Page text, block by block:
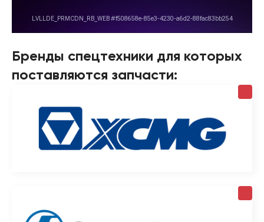
Бренды спецтехники для которых
поставляются запчасти: